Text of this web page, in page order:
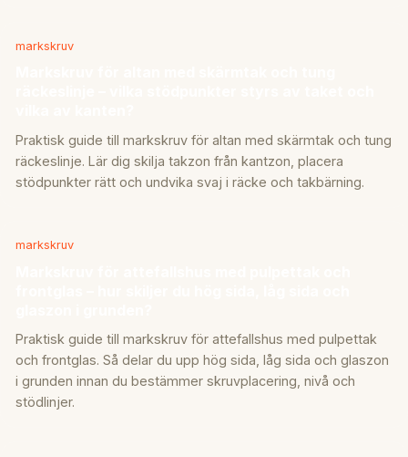
markskruv
Praktisk guide till markskruv för altan med skärmtak och tung
räckeslinje. Lär dig skilja takzon från kantzon, placera
stödpunkter rätt och undvika svaj i räcke och takbärning.
markskruv
Praktisk guide till markskruv för attefallshus med pulpettak
och frontglas. Så delar du upp hög sida, låg sida och glaszon
i grunden innan du bestämmer skruvplacering, nivå och
stödlinjer.